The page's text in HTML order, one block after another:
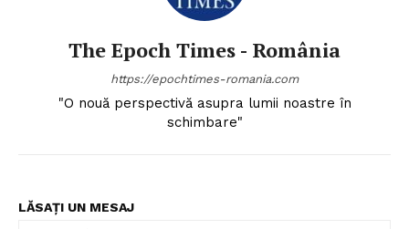
The Epoch Times - România
https://epochtimes-romania.com
"O nouă perspectivă asupra lumii noastre în
schimbare"
LĂSAȚI UN MESAJ